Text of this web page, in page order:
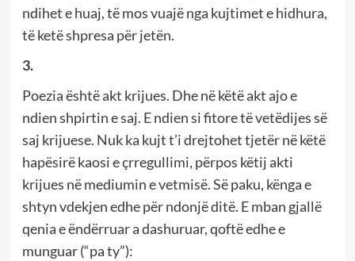
ndihet e huaj, të mos vuajë nga kujtimet e hidhura,
të ketë shpresa për jetën.
3.
Poezia është akt krijues. Dhe në këtë akt ajo e
ndien shpirtin e saj. E ndien si fitore të vetëdijes së
saj krijuese. Nuk ka kujt t’i drejtohet tjetër në këtë
hapësirë kaosi e çrregullimi, përpos këtij akti
krijues në mediumin e vetmisë. Së paku, kënga e
shtyn vdekjen edhe për ndonjë ditë. E mban gjallë
qenia e ëndërruar a dashuruar, qoftë edhe e
munguar (“pa ty”):